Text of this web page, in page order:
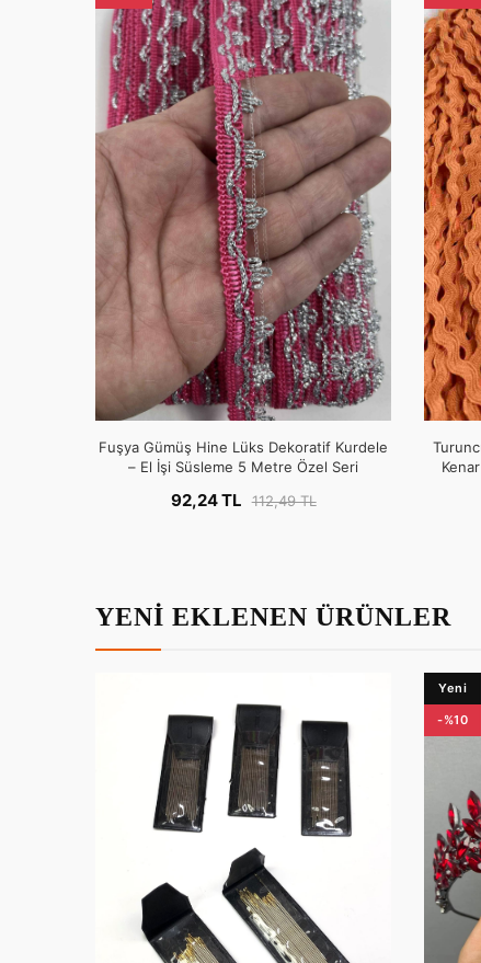
Fuşya Gümüş Hine Lüks Dekoratif Kurdele
– El İşi Süsleme 5 Metre Özel Seri
92,24 TL 112,49 TL
YENİ EKLENEN ÜRÜNLER
Yeni
-%10